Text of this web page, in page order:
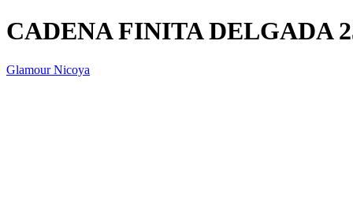
CADENA FINITA DELGADA
Glamour Nicoya